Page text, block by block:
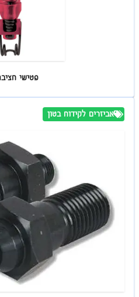
פטישי
אביזרים לקידוח בטון